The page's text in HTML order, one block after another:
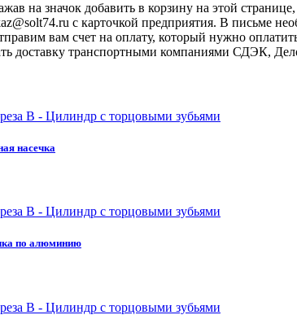
на значок добавить в корзину на этой
с карточкой предприятия. В письме
вам счет на оплату, который нужно
доставку транспортными компаниями СДЭК,
B - Цилиндр с торцовыми зубьями
насечка
B - Цилиндр с торцовыми зубьями
по алюминию
B - Цилиндр с торцовыми зубьями